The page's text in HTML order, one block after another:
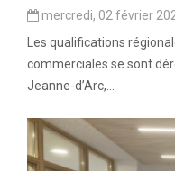
mercredi, 02 février
Les qualifications
commerciales se sont
Jeanne-d’Arc,...